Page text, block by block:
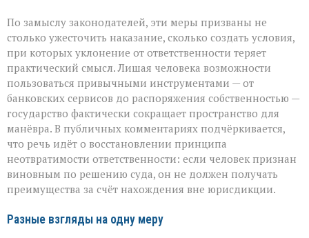
По замыслу законодателей, эти меры призваны не
столько ужесточить наказание, сколько создать условия,
при которых уклонение от ответственности теряет
практический смысл. Лишая человека возможности
пользоваться привычными инструментами — от
банковских сервисов до распоряжения собственностью —
государство фактически сокращает пространство для
манёвра. В публичных комментариях подчёркивается,
что речь идёт о восстановлении принципа
неотвратимости ответственности: если человек признан
виновным по решению суда, он не должен получать
преимущества за счёт нахождения вне юрисдикции.
Разные взгляды на одну меру